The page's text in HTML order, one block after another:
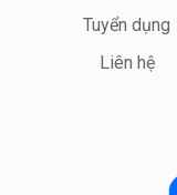
Tuyển dụng
Liên hệ